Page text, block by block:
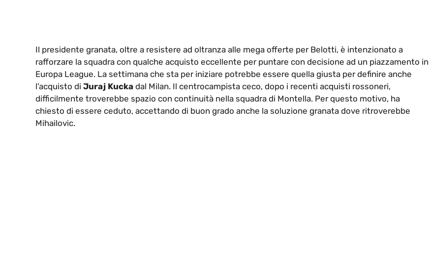
Il presidente granata, oltre a resistere ad oltranza alle mega offerte per Belotti, è intenzionato a
rafforzare la squadra con qualche acquisto eccellente per puntare con decisione ad un piazzamento in
Europa League. La settimana che sta per iniziare potrebbe essere quella giusta per definire anche
l’acquisto di Juraj Kucka dal Milan. Il centrocampista ceco, dopo i recenti acquisti rossoneri,
difficilmente troverebbe spazio con continuità nella squadra di Montella. Per questo motivo, ha
chiesto di essere ceduto, accettando di buon grado anche la soluzione granata dove ritroverebbe
Mihailovic.